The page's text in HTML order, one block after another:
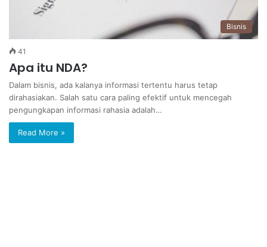
Bisnis
41
Apa itu NDA?
Dalam bisnis, ada kalanya informasi tertentu harus tetap
dirahasiakan. Salah satu cara paling efektif untuk mencegah
pengungkapan informasi rahasia adalah…
Read More »